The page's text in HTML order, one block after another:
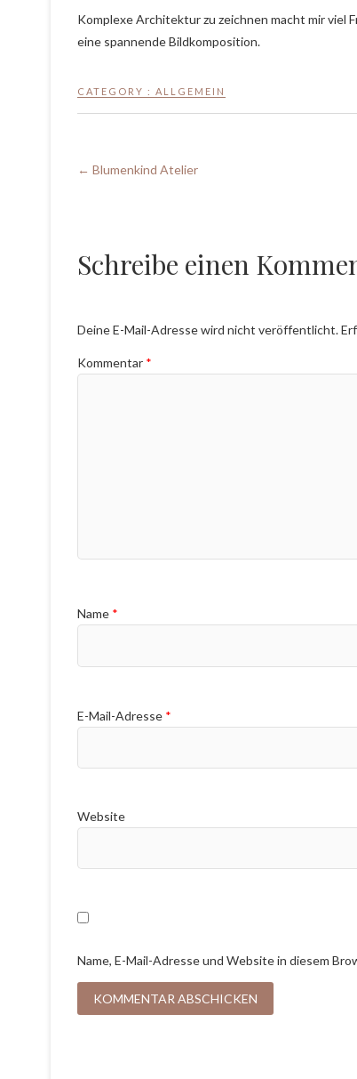
Komplexe Architektur zu zeichnen macht mir viel
eine spannende Bildkomposition.
CATEGORY : ALLGEMEIN
← Blumenkind Atelier
Schreibe einen
Deine E-Mail-Adresse wird nicht veröffentlicht.
Kommentar *
Name *
E-Mail-Adresse *
Website
Name, E-Mail-Adresse und Website in diesem